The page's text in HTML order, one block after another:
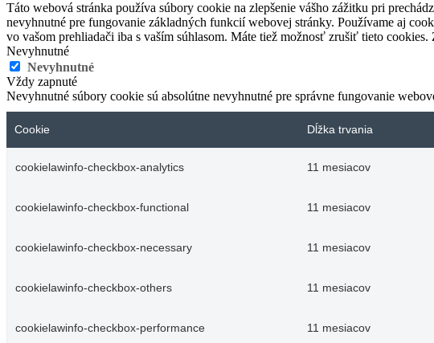
Táto webová stránka používa súbory cookie na zlepšenie vášho zážitku pri
nevyhnutné pre fungovanie základných funkcií webovej stránky. Používame aj
vo vašom prehliadači iba s vaším súhlasom. Máte tiež možnosť zrušiť tieto
Nevyhnutné
Nevyhnutné
Vždy zapnuté
Nevyhnutné súbory cookie sú absolútne nevyhnutné pre správne fungovanie
Cookie Dĺžka trvania
cookielawinfo-checkbox-analytics 11 mesiacov
cookielawinfo-checkbox-functional 11 mesiacov
cookielawinfo-checkbox-necessary 11 mesiacov
cookielawinfo-checkbox-others 11 mesiacov
cookielawinfo-checkbox-performance 11 mesiacov